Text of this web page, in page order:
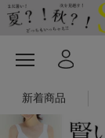
新着商品